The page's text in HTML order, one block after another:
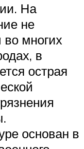
На
не
во многих
в
острая
основан в